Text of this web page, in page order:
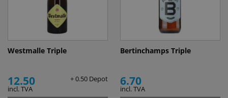
Westmalle Triple
12.50
+ 0.50 Depot
incl. TVA
Bertinchamps Triple
6.70
incl. TVA